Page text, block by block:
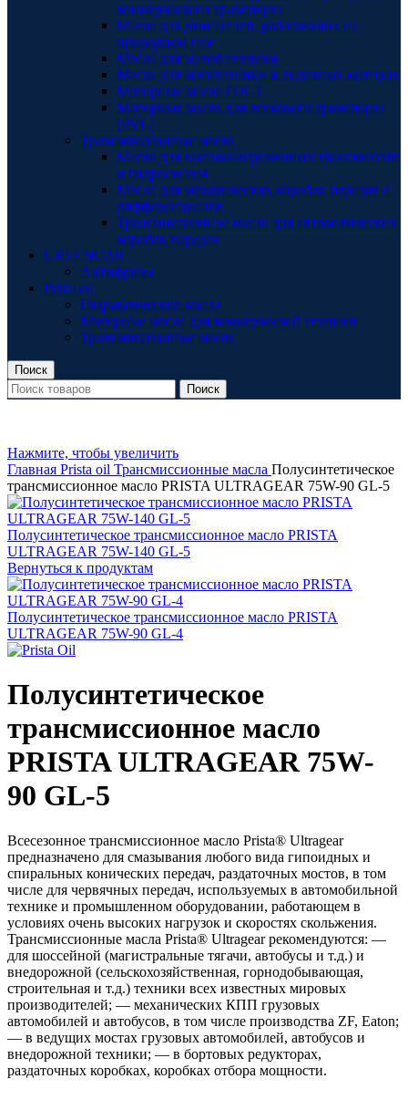
коммерческого транспорта
Масла для двигателей, работающих на
природном газе
Масла для малой техники
Масла для мототехники и лодочных моторов
Моторные масла ГОСТ
Моторные масла для легкового транспорта
(PVL)
Трансмиссионные масла
Масла для высоконагруженных трансмиссий
и гидросистем
Масла для механических коробок передач и
дифференциалов
Трансмиссионное масло для автоматических
коробок передач
GREENCAR
Антифризы
Prista oil
Гидравлические масла
Моторные масла для коммерческой техники
Трансмиссионные масла
Поиск
Поиск
Нажмите, чтобы увеличить
Главная Prista oil Трансмиссионные масла Полусинтетическое
трансмиссионное масло PRISTA ULTRAGEAR 75W-90 GL-5
Полусинтетическое трансмиссионное масло PRISTA
ULTRAGEAR 75W-140 GL-5
Вернуться к продуктам
Полусинтетическое трансмиссионное масло PRISTA
ULTRAGEAR 75W-90 GL-4
Полусинтетическое
трансмиссионное масло
PRISTA ULTRAGEAR 75W-
90 GL-5
Всесезонное трансмиссионное масло Prista® Ultragear
предназначено для смазывания любого вида гипоидных и
спиральных конических передач, раздаточных мостов, в том
числе для червячных передач, используемых в автомобильной
технике и промышленном оборудовании, работающем в
условиях очень высоких нагрузок и скоростях скольжения.
Трансмиссионные масла Prista® Ultragear рекомендуются: —
для шоссейной (магистральные тягачи, автобусы и т.д.) и
внедорожной (сельскохозяйственная, горнодобывающая,
строительная и т.д.) техники всех известных мировых
производителей; — механических КПП грузовых
автомобилей и автобусов, в том числе производства ZF, Eaton;
— в ведущих мостах грузовых автомобилей, автобусов и
внедорожной техники; — в бортовых редукторах,
раздаточных коробках, коробках отбора мощности.